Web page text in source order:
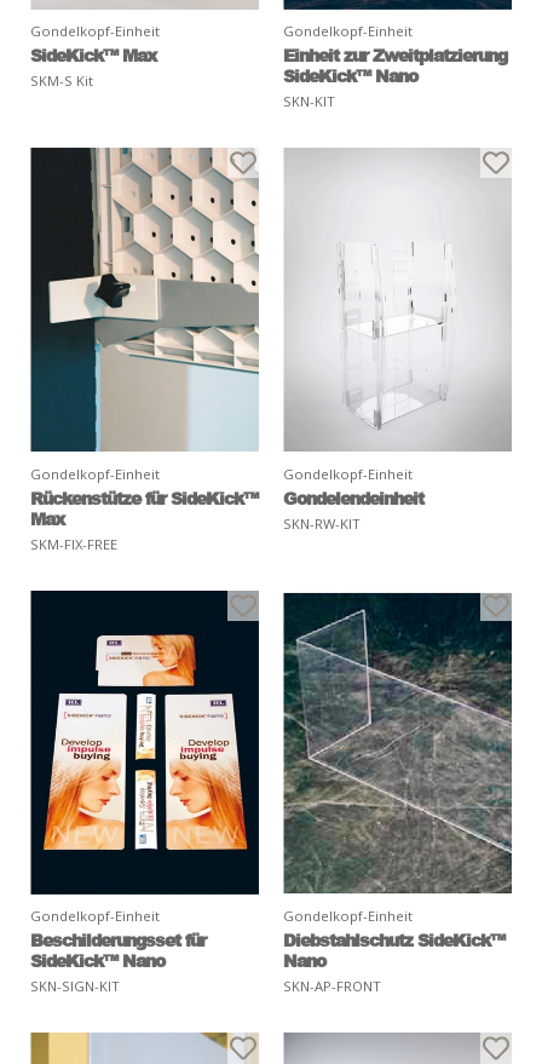
Gondelkopf-Einheit
SideKick™ Max
SKM-S Kit
Gondelkopf-Einheit
Einheit zur Zweitplatzierung
SideKick™ Nano
SKN-KIT
Gondelkopf-Einheit
Rückenstütze für SideKick™
Max
SKM-FIX-FREE
Gondelkopf-Einheit
Gondelendeinheit
SKN-RW-KIT
Gondelkopf-Einheit
Beschilderungsset für
SideKick™ Nano
SKN-SIGN-KIT
Gondelkopf-Einheit
Diebstahlschutz SideKick™
Nano
SKN-AP-FRONT